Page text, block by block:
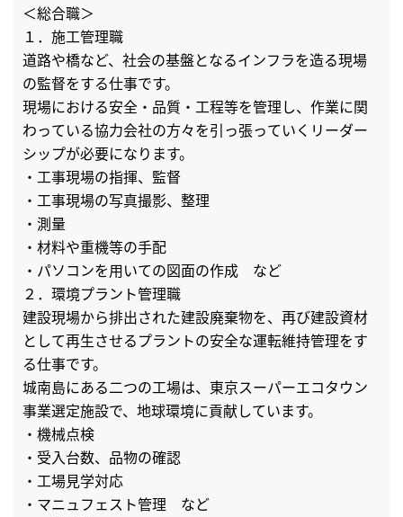
＜総合職＞
１．施工管理職
道路や橋など、社会の基盤となるインフラを造る現場
の監督をする仕事です。
現場における安全・品質・工程等を管理し、作業に関
わっている協力会社の方々を引っ張っていくリーダー
シップが必要になります。
・工事現場の指揮、監督
・工事現場の写真撮影、整理
・測量
・材料や重機等の手配
・パソコンを用いての図面の作成 など
２．環境プラント管理職
建設現場から排出された建設廃棄物を、再び建設資材
として再生させるプラントの安全な運転維持管理をす
る仕事です。
城南島にある二つの工場は、東京スーパーエコタウン
事業選定施設で、地球環境に貢献しています。
・機械点検
・受入台数、品物の確認
・工場見学対応
・マニュフェスト管理 など